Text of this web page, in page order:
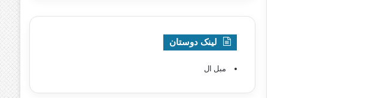
لینک دوستان
مبل ال